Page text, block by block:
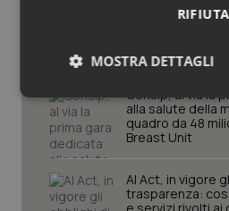
Tumori del Polmone &
Tumori gastrointestinali
Ulcera & Reflusso
Vaccini
Caldo, segnali di
dell’ondata: il 7
19
Consip, al via la
alla salute della
quadro da 48
Breast Unit
AI Act, in vigore
trasparenza:
RIFIUTA
MOSTRA DETTAGLI
Necessari Statistici